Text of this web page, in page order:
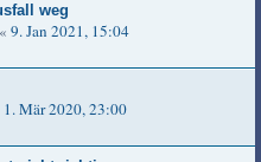
weg
« 9. Jan 2021, 15:04
1. Mär 2020, 23:00